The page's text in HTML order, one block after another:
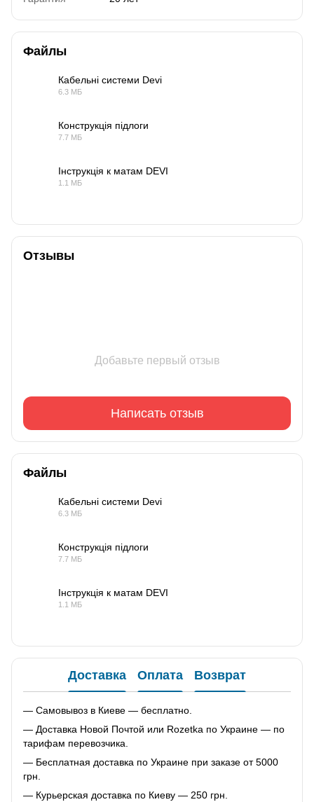
Файлы
Кабельні системи Devi
6.3 МБ
Конструкція підлоги
7.7 МБ
Інструкція к матам DEVI
1.1 МБ
Отзывы
Добавьте первый отзыв
Написать отзыв
Файлы
Кабельні системи Devi
6.3 МБ
Конструкція підлоги
7.7 МБ
Інструкція к матам DEVI
1.1 МБ
Доставка Оплата Возврат
— Самовывоз в Киеве — бесплатно.
— Доставка Новой Почтой или Rozetka по Украине — по
тарифам перевозчика.
— Бесплатная доставка по Украине при заказе от 5000
грн.
— Курьерская доставка по Киеву — 250 грн.